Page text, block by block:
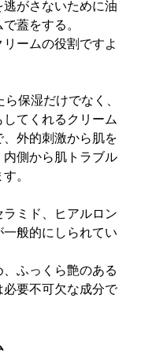
逃がさないために油
蓋をする。
ームの役割ですよ
保湿だけでなく、
てくれるクリーム
外的刺激から肌を
側から肌トラブル
。
ミド、ヒアルロン
般的にしられてい
ふっくら艶のある
要不可欠な成分で